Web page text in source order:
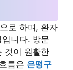
로 하며, 환자
니다. 방문
것이 원활한
름은 은평구